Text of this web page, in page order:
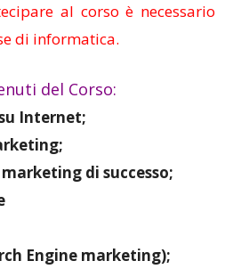
al corso è necessario
di informatica.
del Corso:
Internet;
di successo;
Engine marketing);